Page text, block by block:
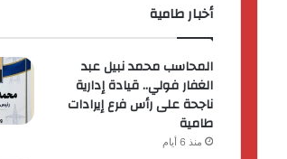
أخبار طامية
المحاسب محمد نبيل عبد
الغفار فولي.. قيادة إدارية
ناجحة على رأس فرع إيرادات
طامية
منذ 6 أيام